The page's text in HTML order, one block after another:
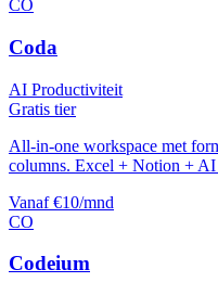
CO
Coda
AI Productiviteit
Gratis tier
All-in-one workspace met
columns. Excel + Notion + AI
Vanaf €10/mnd
CO
Codeium